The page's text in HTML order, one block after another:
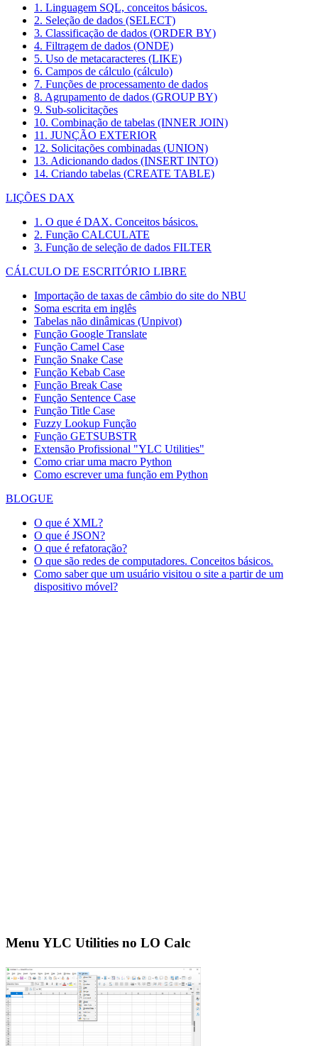
1. Linguagem SQL, conceitos básicos.
2. Seleção de dados (SELECT)
3. Classificação de dados (ORDER BY)
4. Filtragem de dados (ONDE)
5. Uso de metacaracteres (LIKE)
6. Campos de cálculo (cálculo)
7. Funções de processamento de dados
8. Agrupamento de dados (GROUP BY)
9. Sub-solicitações
10. Combinação de tabelas (INNER JOIN)
11. JUNÇÃO EXTERIOR
12. Solicitações combinadas (UNION)
13. Adicionando dados (INSERT INTO)
14. Criando tabelas (CREATE TABLE)
LIÇÕES DAX
1. O que é DAX. Conceitos básicos.
2. Função CALCULATE
3. Função de seleção de dados FILTER
CÁLCULO DE ESCRITÓRIO LIBRE
Importação de taxas de câmbio do site do NBU
Soma escrita em inglês
Tabelas não dinâmicas (Unpivot)
Função Google Translate
Função Camel Case
Função Snake Case
Função Kebab Case
Função Break Case
Função Sentence Case
Função Title Case
Fuzzy Lookup Função
Função GETSUBSTR
Extensão Profissional "YLC Utilities"
Como criar uma macro Python
Como escrever uma função em Python
BLOGUE
O que é XML?
O que é JSON?
O que é refatoração?
O que são redes de computadores. Conceitos básicos.
Como saber que um usuário visitou o site a partir de um
dispositivo móvel?
Menu YLC Utilities no LO Calc